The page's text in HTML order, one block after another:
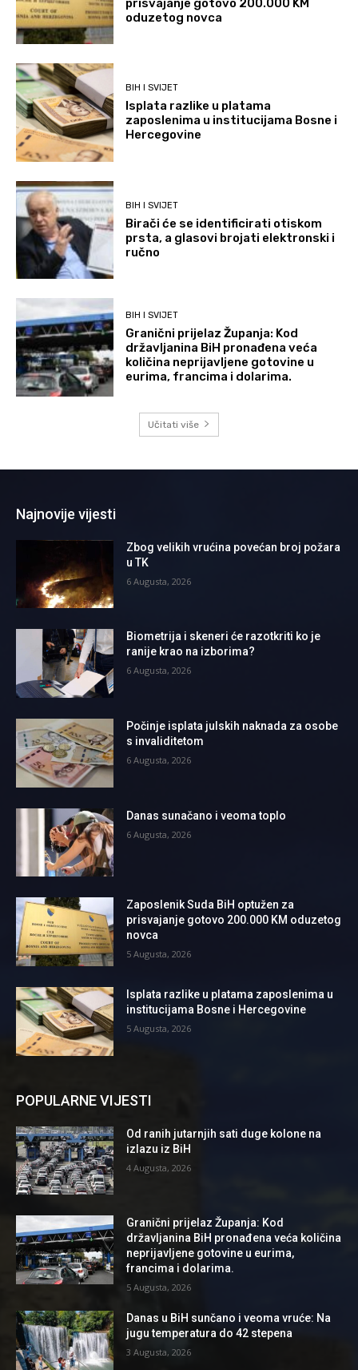
prisvajanje gotovo 200.000 KM
oduzetog novca
BIH I SVIJET
Isplata razlike u platama
zaposlenima u institucijama Bosne i
Hercegovine
BIH I SVIJET
Birači će se identificirati otiskom
prsta, a glasovi brojati elektronski i
ručno
BIH I SVIJET
Granični prijelaz Županja: Kod
državljanina BiH pronađena veća
količina neprijavljene gotovine u
eurima, francima i dolarima.
Učitati više
Najnovije vijesti
Zbog velikih vrućina povećan broj požara
u TK
6 Augusta, 2026
Biometrija i skeneri će razotkriti ko je
ranije krao na izborima?
6 Augusta, 2026
Počinje isplata julskih naknada za osobe
s invaliditetom
6 Augusta, 2026
Danas sunačano i veoma toplo
6 Augusta, 2026
Zaposlenik Suda BiH optužen za
prisvajanje gotovo 200.000 KM oduzetog
novca
5 Augusta, 2026
Isplata razlike u platama zaposlenima u
institucijama Bosne i Hercegovine
5 Augusta, 2026
POPULARNE VIJESTI
Od ranih jutarnjih sati duge kolone na
izlazu iz BiH
4 Augusta, 2026
Granični prijelaz Županja: Kod
državljanina BiH pronađena veća količina
neprijavljene gotovine u eurima,
francima i dolarima.
5 Augusta, 2026
Danas u BiH sunčano i veoma vruće: Na
jugu temperatura do 42 stepena
3 Augusta, 2026